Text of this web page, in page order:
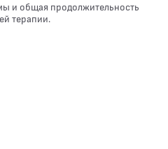
и общая продолжительность
терапии.